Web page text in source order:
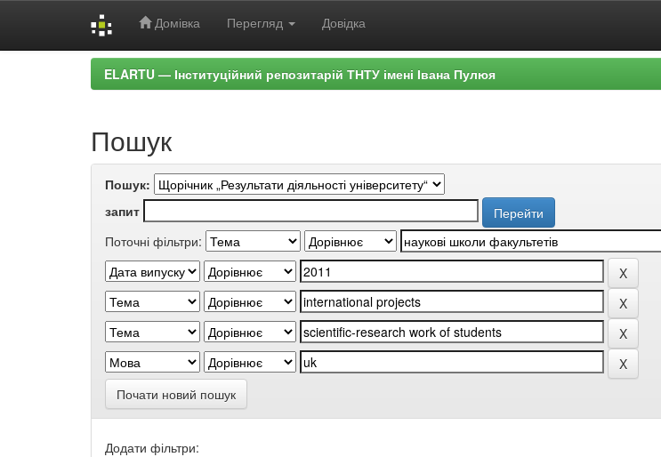
Домівка Перегляд Довідка
ELARTU — Інституційний репозитарій ТНТУ імені Івана Пулюя
Пошук
Пошук:
запит
Поточні фільтри:
Почати новий пошук
Додати фільтри: